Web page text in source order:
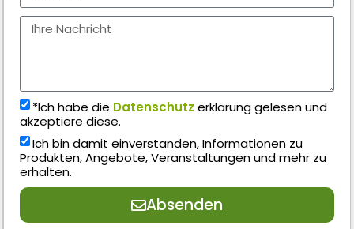
*Ich habe die Datenschutz erklärung gelesen und
akzeptiere diese.
Ich bin damit einverstanden, Informationen zu
Produkten, Angebote, Veranstaltungen und mehr zu
erhalten.
Absenden